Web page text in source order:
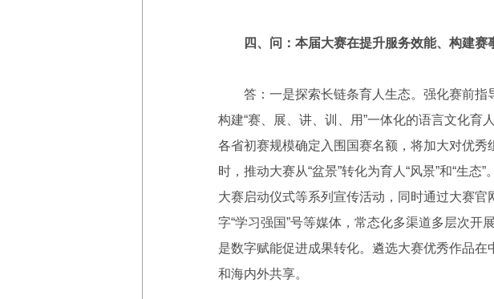
四、问：本届大赛在提升服务效能、构建赛
答：一是探索长链条育人生态。强化赛前指
构建“赛、展、讲、训、用”一体化的语言文化育
各省初赛规模确定入围国赛名额，将加大对优
时，推动大赛从“盆景”转化为育人“风景”和“生
大赛启动仪式等系列宣传活动，同时通过大赛
字“学习强国”号等媒体，常态化多渠道多层次
是数字赋能促进成果转化。遴选大赛优秀作品
和海内外共享。